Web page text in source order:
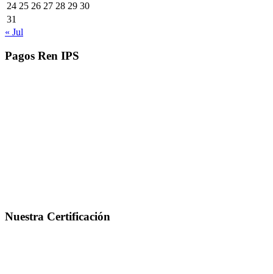
24 25 26 27 28 29 30
31
« Jul
Pagos Ren IPS
Nuestra Certificación